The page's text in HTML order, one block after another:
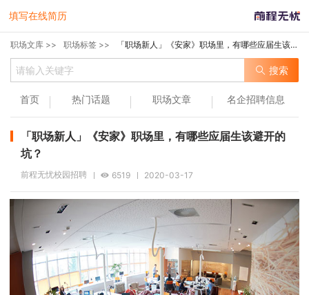
填写在线简历
职场文库 >> 职场标签 >> 「职场新人」《安家》职场里，有哪些应届生该避开的坑？
搜索
首页 热门话题 职场文章 名企招聘信息
「职场新人」《安家》职场里，有哪些应届生该避开的
坑？
前程无忧校园招聘 6519 2020-03-17